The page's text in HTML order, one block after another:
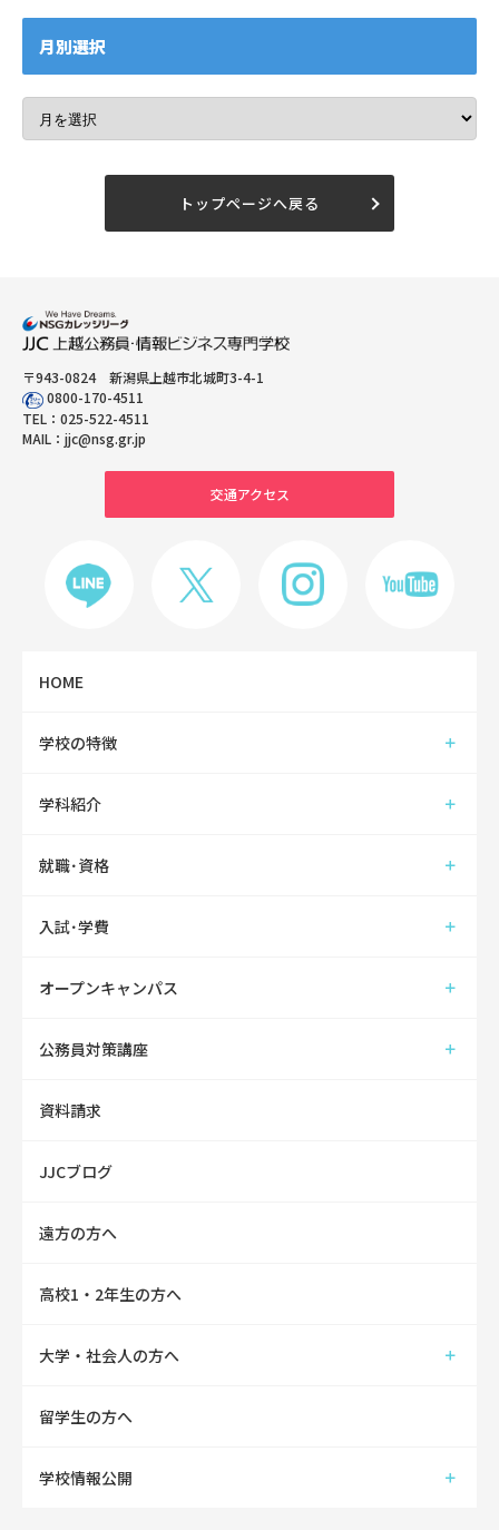
月別選択
トップページへ戻る
〒943-0824 新潟県上越市北城町3-4-1
0800-170-4511
TEL： 025-522-4511
MAIL： jjc@nsg.gr.jp
交通アクセス
HOME
学校の特徴
学科紹介
就職･資格
入試･学費
オープンキャンパス
公務員対策講座
資料請求
JJCブログ
遠方の方へ
高校1・2年生の方へ
大学・社会人の方へ
留学生の方へ
学校情報公開